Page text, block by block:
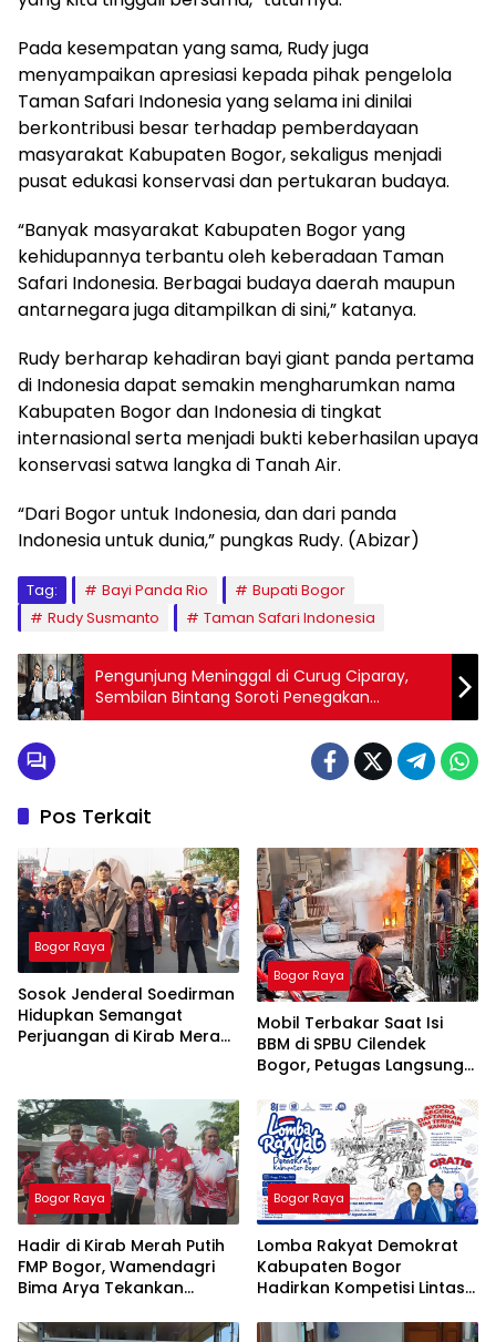
Pada kesempatan yang sama, Rudy juga
menyampaikan apresiasi kepada pihak pengelola
Taman Safari Indonesia yang selama ini dinilai
berkontribusi besar terhadap pemberdayaan
masyarakat Kabupaten Bogor, sekaligus menjadi
pusat edukasi konservasi dan pertukaran budaya.
“Banyak masyarakat Kabupaten Bogor yang
kehidupannya terbantu oleh keberadaan Taman
Safari Indonesia. Berbagai budaya daerah maupun
antarnegara juga ditampilkan di sini,” katanya.
Rudy berharap kehadiran bayi giant panda pertama
di Indonesia dapat semakin mengharumkan nama
Kabupaten Bogor dan Indonesia di tingkat
internasional serta menjadi bukti keberhasilan upaya
konservasi satwa langka di Tanah Air.
“Dari Bogor untuk Indonesia, dan dari panda
Indonesia untuk dunia,” pungkas Rudy. (Abizar)
Tag: Bayi Panda Rio
Bupati Bogor
Rudy Susmanto
Taman Safari Indonesia
Pengunjung Meninggal di Curug Ciparay,
Sembilan Bintang Soroti Penegakan
Penutupan oleh TNGHS
Pos Terkait
Bogor Raya
Sosok Jenderal Soedirman
Hidupkan Semangat
Perjuangan di Kirab Merah
Bogor Raya
Mobil Terbakar Saat Isi
BBM di SPBU Cilendek
Bogor, Petugas Langsung
Bogor Raya
Hadir di Kirab Merah Putih
FMP Bogor, Wamendagri
Bima Arya Tekankan
Hadapi Tantangan Bangsa
Bogor Raya
Lomba Rakyat Demokrat
Kabupaten Bogor
Hadirkan Kompetisi Lintas
dan Strategi Tim